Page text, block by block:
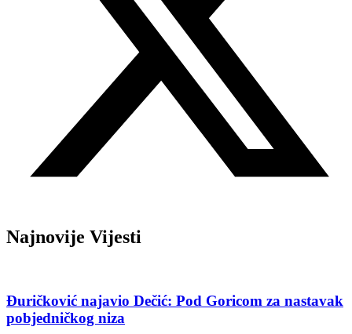
Najnovije Vijesti
Đuričković najavio Dečić: Pod Goricom za nastavak
pobjedničkog niza